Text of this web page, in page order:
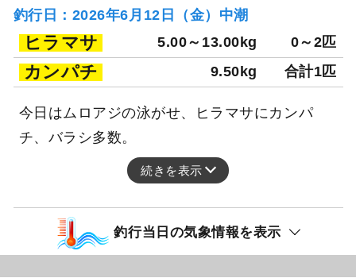
釣行日：2026年6月12日（金）中潮
ヒラマサ 5.00～13.00kg 0～2匹
カンパチ 9.50kg 合計1匹
今日はムロアジの泳がせ、ヒラマサにカンパ
チ、バラシ多数。
続きを表示
釣行当日の気象情報を表示